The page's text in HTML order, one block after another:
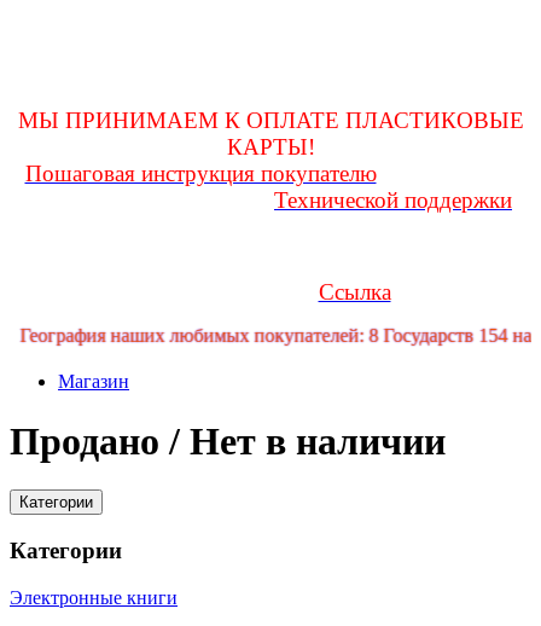
МЫ ПРИНИМАЕМ К ОПЛАТЕ ПЛАСТИКОВЫЕ
КАРТЫ!
Пошаговая инструкция покупателюЛюбые вопросы
Технической поддержки
Ссылка
наших любимых покупателей: 8 Государств 154
Магазин
Продано / Нет в наличии
Категории
Категории
Электронные книги